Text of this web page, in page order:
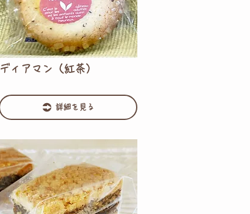
ディアマン（紅茶）
詳細を見る